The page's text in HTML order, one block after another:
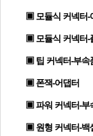
▣ 모듈식 커넥터-
▣ 모듈식 커넥터-
▣ 팁 커넥터-부속
▣ 폰잭-어댑터
▣ 파워 커넥터-부
▣ 원형 커넥터-백